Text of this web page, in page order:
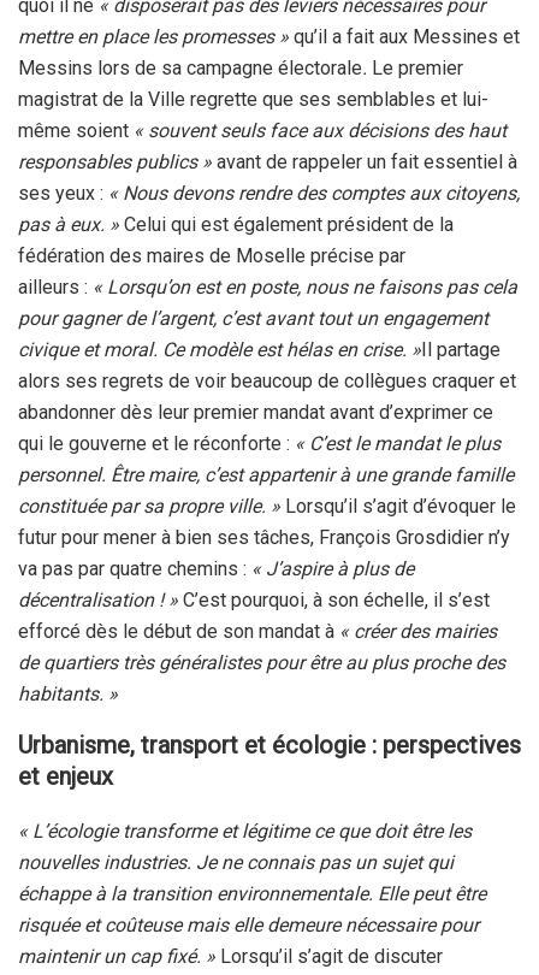
quoi il ne « disposerait pas des leviers nécessaires pour
mettre en place les promesses » qu’il a fait aux Messines et
Messins lors de sa campagne électorale. Le premier
magistrat de la Ville regrette que ses semblables et lui-
même soient « souvent seuls face aux décisions des haut
responsables publics » avant de rappeler un fait essentiel à
ses yeux : « Nous devons rendre des comptes aux citoyens,
pas à eux. » Celui qui est également président de la
fédération des maires de Moselle précise par
ailleurs : « Lorsqu’on est en poste, nous ne faisons pas cela
pour gagner de l’argent, c’est avant tout un engagement
civique et moral. Ce modèle est hélas en crise. » Il partage
alors ses regrets de voir beaucoup de collègues craquer et
abandonner dès leur premier mandat avant d’exprimer ce
qui le gouverne et le réconforte : « C’est le mandat le plus
personnel. Être maire, c’est appartenir à une grande famille
constituée par sa propre ville. » Lorsqu’il s’agit d’évoquer le
futur pour mener à bien ses tâches, François Grosdidier n’y
va pas par quatre chemins : « J’aspire à plus de
décentralisation ! » C’est pourquoi, à son échelle, il s’est
efforcé dès le début de son mandat à « créer des mairies
de quartiers très généralistes pour être au plus proche des
habitants. »
Urbanisme, transport et écologie : perspectives
et enjeux
« L’écologie transforme et légitime ce que doit être les
nouvelles industries. Je ne connais pas un sujet qui
échappe à la transition environnementale. Elle peut être
risquée et coûteuse mais elle demeure nécessaire pour
maintenir un cap fixé. » Lorsqu’il s’agit de discuter